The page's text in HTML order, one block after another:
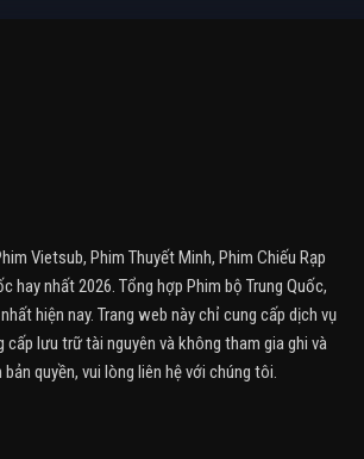
Vietsub, Phim Thuyết Minh, Phim Chiếu Rạp
hay nhất 2026. Tổng hợp Phim bộ Trung Quốc,
hiện nay. Trang web này chỉ cung cấp dịch vụ
cấp lưu trữ tài nguyên và không tham gia ghi và
quyền, vui lòng liên hệ với chúng tôi.